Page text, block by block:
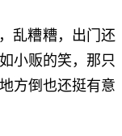
乱糟糟，出门还
小贩的笑，那只
方倒也还挺有意